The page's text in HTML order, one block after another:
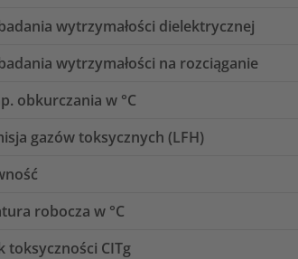
wytrzymałości dielektrycznej
wytrzymałości na rozciąganie
obkurczania w °C
gazów toksycznych (LFH)
robocza w °C
toksyczności CITg